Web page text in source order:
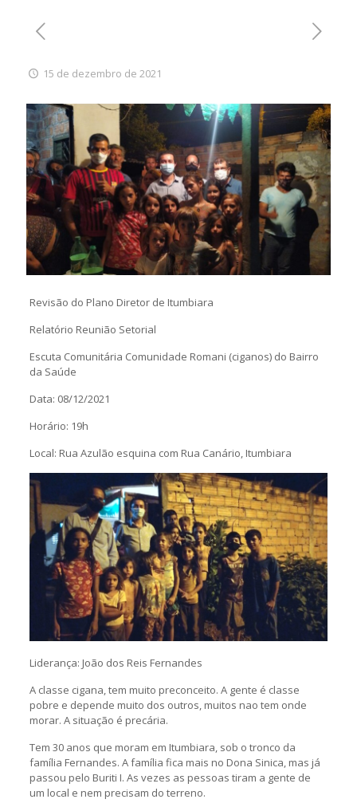
15 de dezembro de 2021
Revisão do Plano Diretor de Itumbiara
Relatório Reunião Setorial
Escuta Comunitária Comunidade Romani (ciganos) do Bairro
da Saúde
Data: 08/12/2021
Horário: 19h
Local: Rua Azulão esquina com Rua Canário, Itumbiara
Liderança: João dos Reis Fernandes
A classe cigana, tem muito preconceito. A gente é classe
pobre e depende muito dos outros, muitos nao tem onde
morar. A situação é precária.
Tem 30 anos que moram em Itumbiara, sob o tronco da
família Fernandes. A família fica mais no Dona Sinica, mas já
passou pelo Buriti I. As vezes as pessoas tiram a gente de
um local e nem precisam do terreno.